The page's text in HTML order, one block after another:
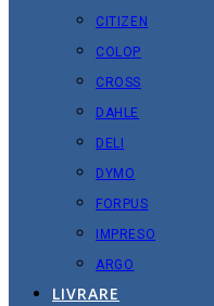
CITIZEN
COLOP
CROSS
DAHLE
DELI
DYMO
FORPUS
IMPRESO
ARGO
LIVRARE